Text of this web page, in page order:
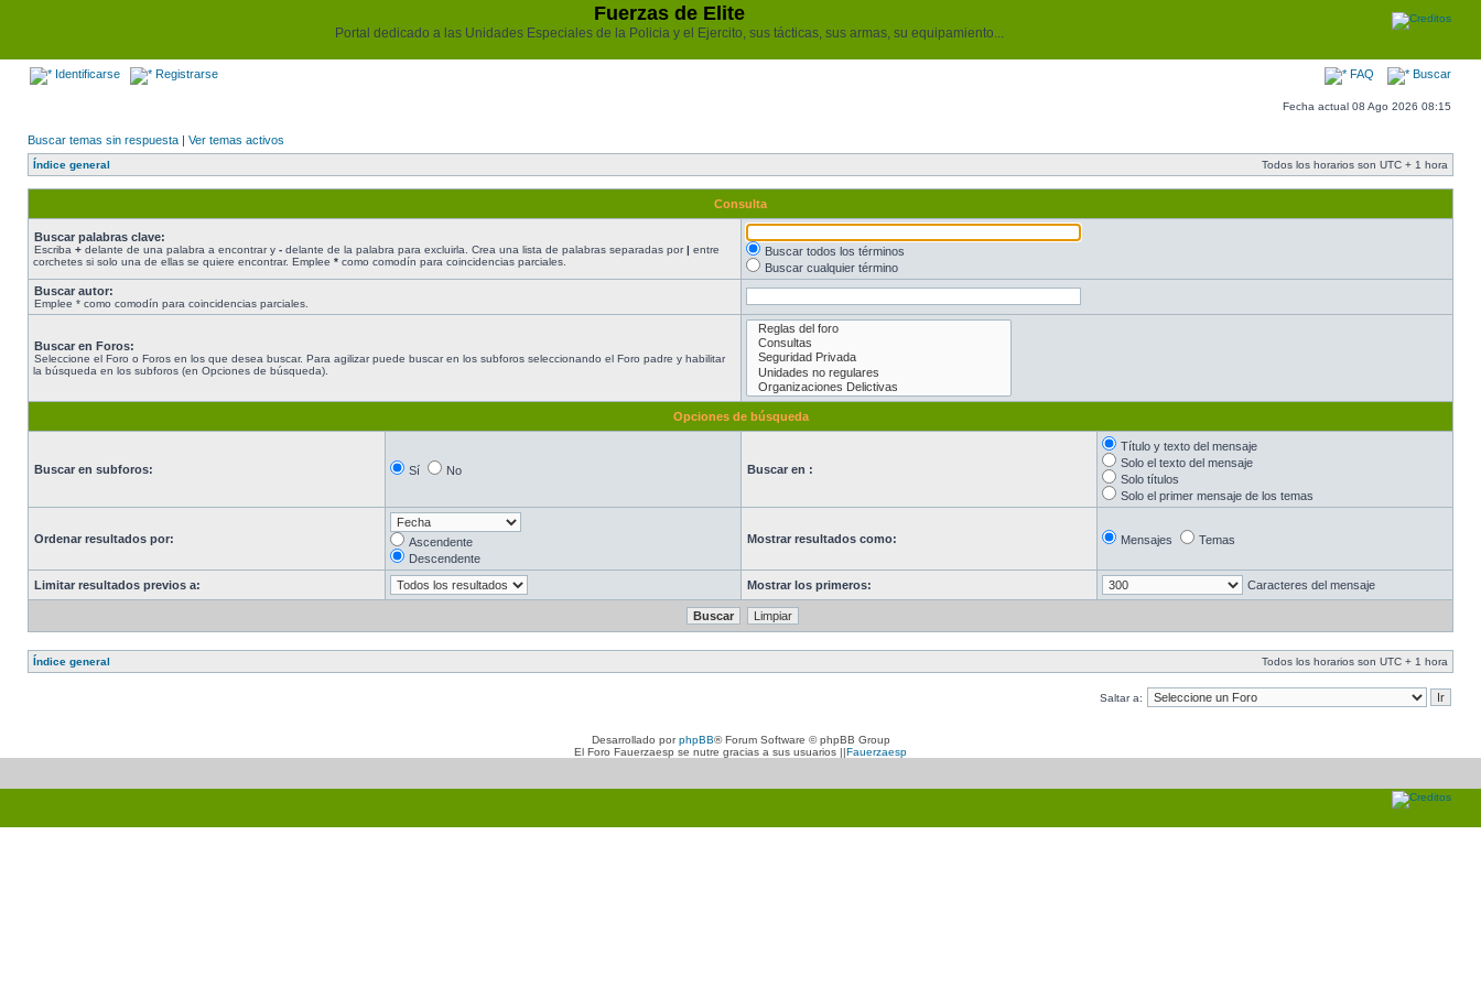
Fuerzas de Elite
Portal dedicado a las Unidades Especiales de la Policia y el Ejercito, sus tácticas, sus armas, su equipamiento...
Identificarse Registrarse FAQ Buscar
Fecha actual 08 Ago 2026 08:15
Buscar temas sin respuesta | Ver temas activos
Índice general Todos los horarios son UTC + 1 hora
Consulta
Buscar palabras clave:
Escriba + delante de una palabra a encontrar y - delante de la palabra para excluirla. Crea una lista de palabras separadas por| entre
corchetes si solo una de ellas se quiere encontrar. Emplee * como comodín para coincidencias parciales.
Buscar todos los términos
Buscar cualquier término
Buscar autor:
Emplee * como comodín para coincidencias parciales.
Buscar en Foros:
Seleccione el Foro o Foros en los que desea buscar. Para agilizar puede buscar en los subforos seleccionando el Foro padre y habilitar
la búsqueda en los subforos (en Opciones de búsqueda).
Opciones de búsqueda
Buscar en subforos: Sí No Buscar en :
Título y texto del mensaje
Solo el texto del mensaje
Solo títulos
Solo el primer mensaje de los temas
Ordenar resultados por:
Ascendente
Descendente
Mostrar resultados como: Mensajes Temas
Limitar resultados previos a: Mostrar los primeros: Caracteres del mensaje
Índice general Todos los horarios son UTC + 1 hora
Saltar a:
Desarrollado porphpBB® Forum Software © phpBB Group
El Foro Fauerzaesp se nutre gracias a sus usuarios ||Fauerzaesp